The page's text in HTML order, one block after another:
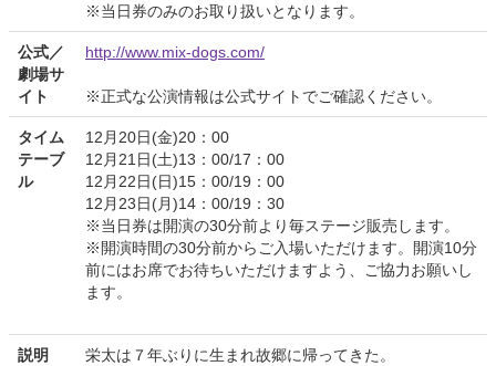
※当日券のみのお取り扱いとなります。
公式／
劇場サ
イト
http://www.mix-dogs.com/
※正式な公演情報は公式サイトでご確認ください。
タイム
テーブ
ル
12月20日(金)20：00
12月21日(土)13：00/17：00
12月22日(日)15：00/19：00
12月23日(月)14：00/19：30
※当日券は開演の30分前より毎ステージ販売します。
※開演時間の30分前からご入場いただけます。開演10分
前にはお席でお待ちいただけますよう、ご協力お願いし
ます。
説明
栄太は７年ぶりに生まれ故郷に帰ってきた。